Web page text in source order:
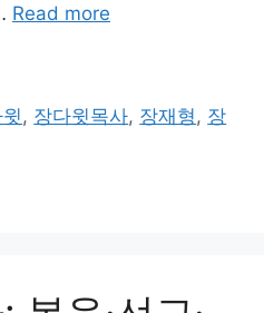
Read more
, 장다윗목사, 장재형 , 장